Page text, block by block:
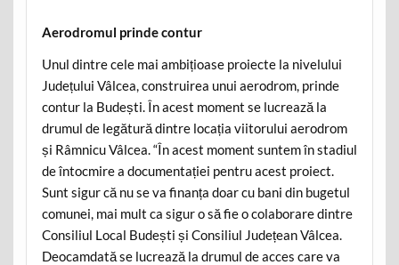
Aerodromul prinde contur
Unul dintre cele mai ambițioase proiecte la nivelului
Județului Vâlcea, construirea unui aerodrom, prinde
contur la Budești. În acest moment se lucrează la
drumul de legătură dintre locația viitorului aerodrom
și Râmnicu Vâlcea. “În acest moment suntem în stadiul
de întocmire a documentației pentru acest proiect.
Sunt sigur că nu se va finanța doar cu bani din bugetul
comunei, mai mult ca sigur o să fie o colaborare dintre
Consiliul Local Budești și Consiliul Județean Vâlcea.
Deocamdată se lucrează la drumul de acces care va